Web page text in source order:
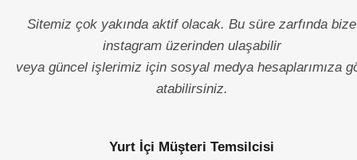
Sitemiz çok yakında aktif olacak. Bu süre zarfında bize
instagram üzerinden ulaşabilir
veya güncel işlerimiz için sosyal medya hesaplarımıza
atabilirsiniz.
Yurt İçi Müşteri Temsilcisi